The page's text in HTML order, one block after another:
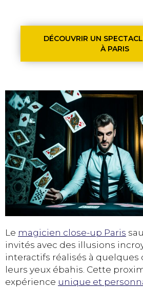
DÉCOUVRIR UN
À PARIS
Le magicien close-up Paris
invités avec des illusions
interactifs réalisés à
leurs yeux ébahis. Cette
expérience unique et